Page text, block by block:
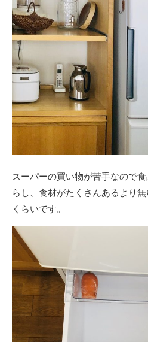
スーパーの買い物が苦手なので
らし、食材がたくさんあるより
くらいです。